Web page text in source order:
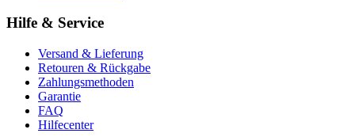
Hilfe & Service
Versand & Lieferung
Retouren & Rückgabe
Zahlungsmethoden
Garantie
FAQ
Hilfecenter